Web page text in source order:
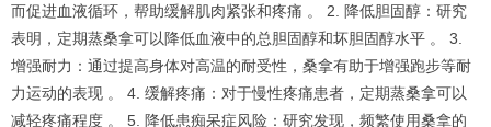
而促进血液循环，帮助缓解肌肉紧张和疼痛 。 2. 降低胆固醇：研究
表明，定期蒸桑拿可以降低血液中的总胆固醇和坏胆固醇水平 。 3.
增强耐力：通过提高身体对高温的耐受性，桑拿有助于增强跑步等耐
力运动的表现 。 4. 缓解疼痛：对于慢性疼痛患者，定期蒸桑拿可以
减轻疼痛程度 。 5. 降低患痴呆症风险：研究发现，频繁使用桑拿的